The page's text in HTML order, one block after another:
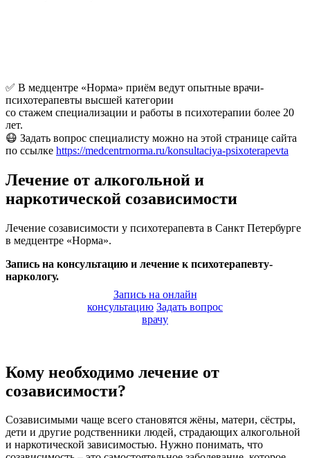
✅ В медцентре «Норма» приём ведут опытные врачи-
психотерапевты высшей категории
со стажем специализации и работы в психотерапии более 20
лет.
😷 Задать вопрос специалисту можно на этой странице сайта
по ссылке https://medcentrnorma.ru/konsultaciya-psixoterapevta
Лечение от алкогольной и
наркотической созависимости
Лечение созависимости у психотерапевта в Санкт Петербурге
в медцентре «Норма».
Запись на консультацию и лечение к психотерапевту-
наркологу.
Запись на онлайн
консультацию Задать вопрос
врачу
Кому необходимо лечение от
созависимости?
Созависимыми чаще всего становятся жёны, матери, сёстры,
дети и другие родственники людей, страдающих алкогольной
и наркотической зависимостью. Нужно понимать, что